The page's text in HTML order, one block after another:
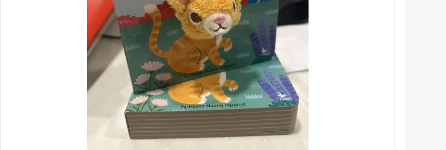
FELFESLŐ KIRÁLYSÁG TAHEREH MAFI
EMILY IN PARIS - EMILY PÁRIZSBAN 2. -
KARTONÁLT CATHERINE KALENGULA
€10,90